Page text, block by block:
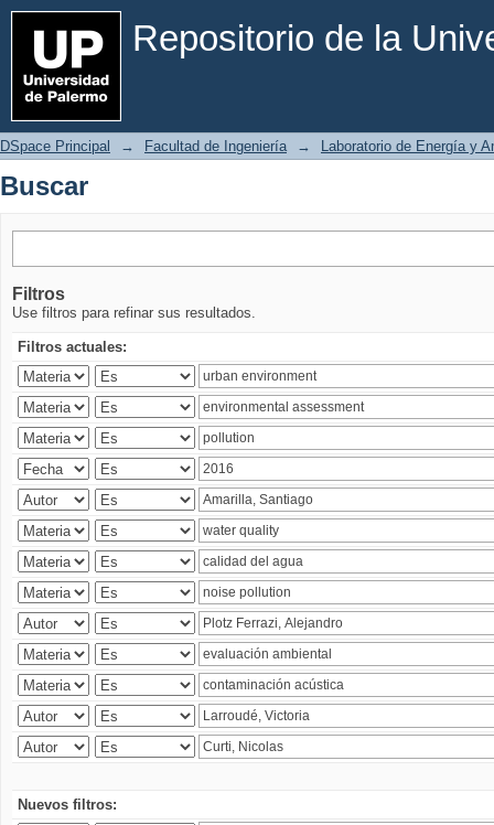
Repositorio de la
Buscar
DSpace Principal → Facultad de Ingeniería → Laboratorio de Energía y
Buscar
Filtros
Use filtros para refinar sus resultados.
Filtros actuales:
Nuevos filtros: